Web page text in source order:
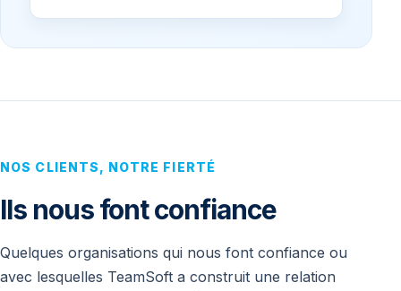
NOS CLIENTS, NOTRE FIERTÉ
Ils nous font confiance
Quelques organisations qui nous font confiance ou
avec lesquelles TeamSoft a construit une relation